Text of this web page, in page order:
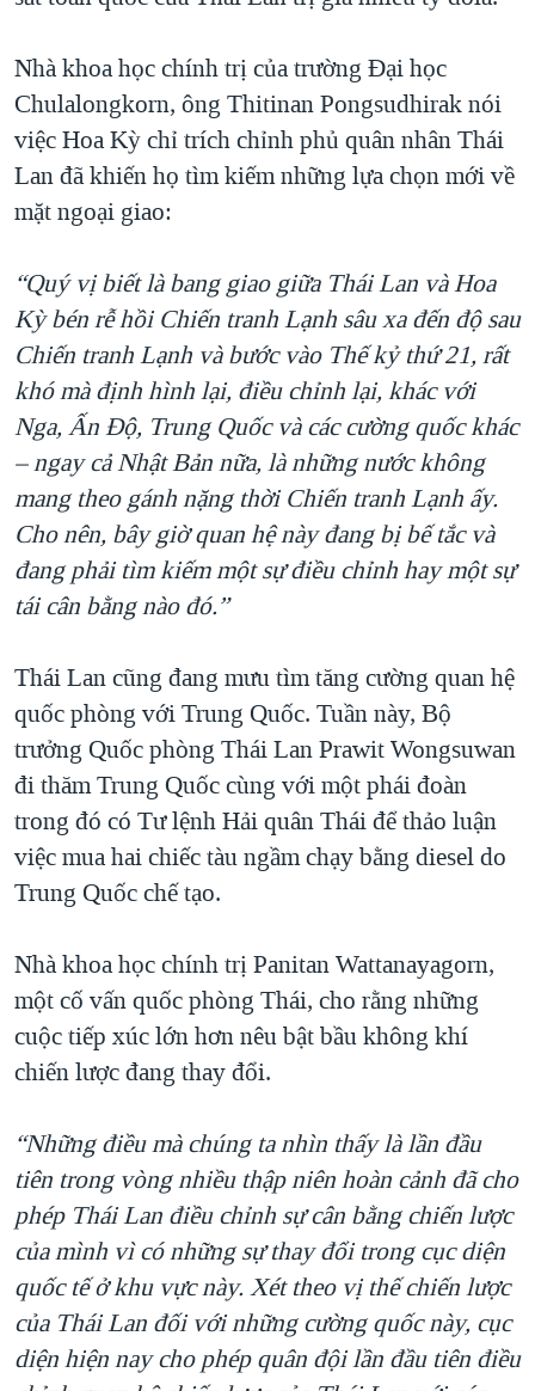
Nhà khoa học chính trị của trường Đại học
Chulalongkorn, ông Thitinan Pongsudhirak nói
việc Hoa Kỳ chỉ trích chỉnh phủ quân nhân Thái
Lan đã khiến họ tìm kiếm những lựa chọn mới về
mặt ngoại giao:
“Quý vị biết là bang giao giữa Thái Lan và Hoa
Kỳ bén rễ hồi Chiến tranh Lạnh sâu xa đến độ sau
Chiến tranh Lạnh và bước vào Thế kỷ thứ 21, rất
khó mà định hình lại, điều chỉnh lại, khác với
Nga, Ấn Độ, Trung Quốc và các cường quốc khác
– ngay cả Nhật Bản nữa, là những nước không
mang theo gánh nặng thời Chiến tranh Lạnh ấy.
Cho nên, bây giờ quan hệ này đang bị bế tắc và
đang phải tìm kiếm một sự điều chỉnh hay một sự
tái cân bằng nào đó.”
Thái Lan cũng đang mưu tìm tăng cường quan hệ
quốc phòng với Trung Quốc. Tuần này, Bộ
trưởng Quốc phòng Thái Lan Prawit Wongsuwan
đi thăm Trung Quốc cùng với một phái đoàn
trong đó có Tư lệnh Hải quân Thái để thảo luận
việc mua hai chiếc tàu ngầm chạy bằng diesel do
Trung Quốc chế tạo.
Nhà khoa học chính trị Panitan Wattanayagorn,
một cố vấn quốc phòng Thái, cho rằng những
cuộc tiếp xúc lớn hơn nêu bật bầu không khí
chiến lược đang thay đổi.
“Những điều mà chúng ta nhìn thấy là lần đầu
tiên trong vòng nhiều thập niên hoàn cảnh đã cho
phép Thái Lan điều chỉnh sự cân bằng chiến lược
của mình vì có những sự thay đổi trong cục diện
quốc tế ở khu vực này. Xét theo vị thế chiến lược
của Thái Lan đối với những cường quốc này, cục
diện hiện nay cho phép quân đội lần đầu tiên điều